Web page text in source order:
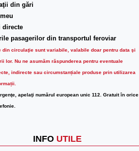
din gări
directe
pasagerilor din transportul feroviar
din circulaţie sunt variabile, valabile doar pentru data şi
lor. Nu ne asumăm răspunderea pentru eventuale
indirecte sau circumstanțiale produse prin utilizarea
apelaţi numărul european unic 112. Gratuit în orice
INFO UTILE